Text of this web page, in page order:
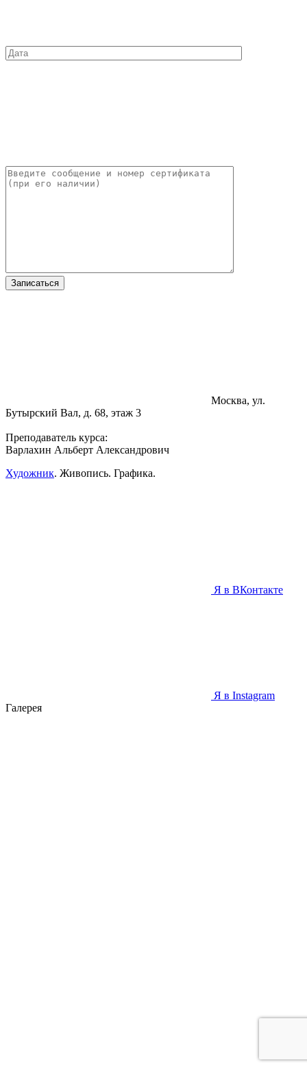
Москва, ул.
Бутырский Вал, д. 68, этаж 3
Преподаватель курса:
Варлахин Альберт Александрович
Художник. Живопись. Графика.
Я в ВКонтакте
Я в Instagram
Галерея